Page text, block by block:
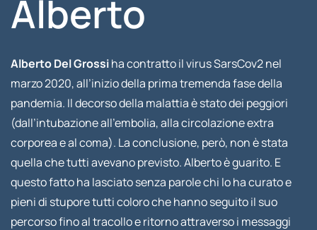
Alberto
Alberto Del Grossiha contratto il virus SarsCov2 nel
marzo 2020, all’inizio della prima tremenda fase della
pandemia. Il decorso della malattia è stato dei peggiori
(dall’intubazione all’embolia, alla circolazione extra
corporea e al coma). La conclusione, però, non è stata
quella che tutti avevano previsto. Alberto è guarito. E
questo fatto ha lasciato senza parole chi lo ha curato e
pieni di stupore tutti coloro che hanno seguito il suo
percorso fino al tracollo e ritorno attraverso i messaggi